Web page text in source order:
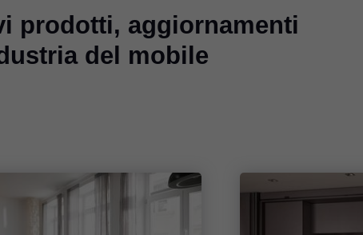
prodotti, aggiornamenti
del mobile